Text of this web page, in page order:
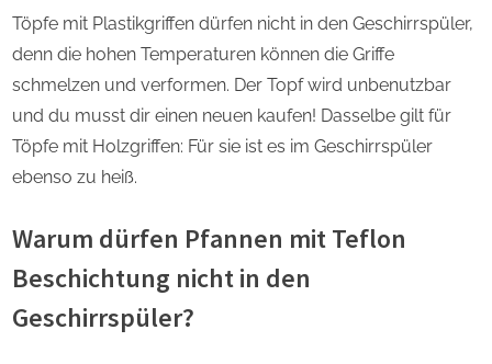
Töpfe mit Plastikgriffen dürfen nicht in den Geschirrspüler,
denn die hohen Temperaturen können die Griffe
schmelzen und verformen. Der Topf wird unbenutzbar
und du musst dir einen neuen kaufen! Dasselbe gilt für
Töpfe mit Holzgriffen: Für sie ist es im Geschirrspüler
ebenso zu heiß.
Warum dürfen Pfannen mit Teflon
Beschichtung nicht in den
Geschirrspüler?